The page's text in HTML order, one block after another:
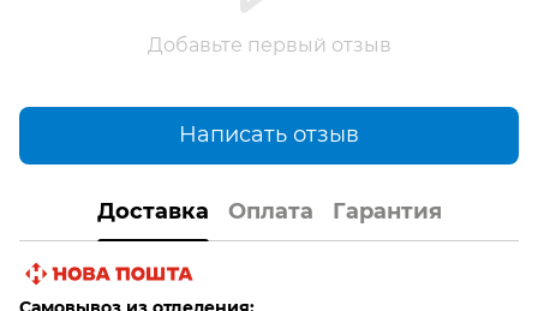
Добавьте первый отзыв
Написать отзыв
Доставка Оплата Гарантия